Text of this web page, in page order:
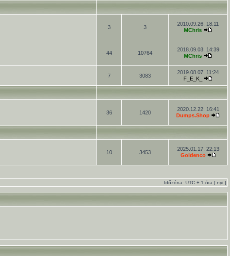
3 3
2010.09.26. 18:11
MChris
44 10764
2018.09.03. 14:39
MChris
7 3083
2019.08.07. 11:24
F_E_K_
36 1420
2020.12.22. 16:41
Dumps.Shop
10 3453
2025.01.17. 22:13
Goldenco
Időzóna: UTC + 1 óra [ nyi ]